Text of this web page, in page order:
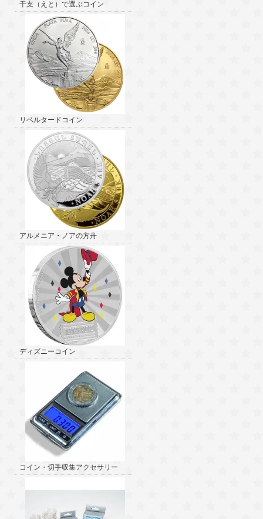
干支（えと）で選ぶコイン
リベルタードコイン
アルメニア・ノアの方舟
ディズニーコイン
コイン・切手収集アクセサリー